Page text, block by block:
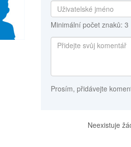
Minimální počet znaků: 3
Prosím, přidávejte
Neexistuje